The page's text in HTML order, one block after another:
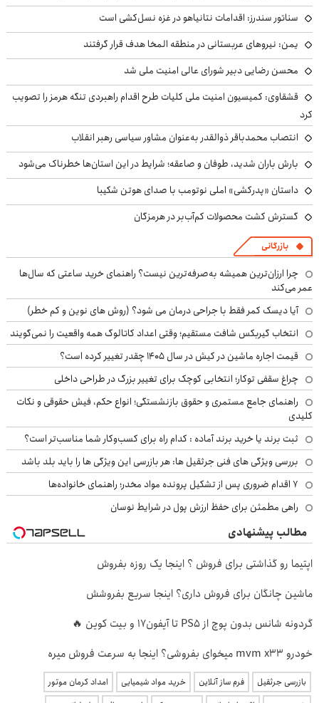
سناتور سندرز: اقدامات نتانیاهو در غزه نسل‌کشی است
یمن: نیروهای عربستانی در منطقه المخا هدف قرار گرفتند
محسن رضایی دبیر شورای عالی امنیت ملی شد
قشقاوی: کمیسیون امنیت ملی کلیات طرح اقدام راهبردی تنگه هرمز را تصویب
کرد
انتصاب محمدباقر ذوالقدر به‌عنوان مشاور سیاسی رهبر انقلاب
بارش باران شدید، طوفان و صاعقه؛ شرایط در این استان‌ها خطرناک می‌شود
داستان «پدرکشی» املی نوتومب با صدای هوتن شکیبا
گسترش کشت محصولات کم‌آب‌بر در هرمزگان
بازرگانی
چرا ارزان‌ترین همیشه به‌صرفه‌ترین نیست؟ راهنمای خرید ساعتی که سال‌ها
عمر می‌کند
آیا دیسک کمر فقط با جراحی درمان می شود؟ (روش های نوین و کم خطر)
انتخاب گیربکس شافت مستقیم؛ وقتی اعداد کاتالوگ همه واقعیت را نمی‌گویند
قیمت اجاره ماشین در کیش در سال ۱۴۰۵ چقدر تغییر کرده است؟
چراغ سقفی توکار؛ انتخابی کوچک برای تغییر بزرگ در طراحی داخلی
راهنمای جامع مستمری و حقوق بازنشستگی؛ انواع حکم، فیش حقوقی و نکات
کلیدی
ثبت برند یا خرید برند آماده : کدام راه برای کسب‌وکار شما مناسب‌تر است؟
بررسی ویژگی های فنی جرثقیل ها: هر بازرسی این ویژگی ها را باید بلد باشد
۷ اقدام ضروری پس از تشکیل پرونده مواد مخدر؛ راهنمای خانواده‌ها
راهی مطمئن برای حفظ ارزش پول در شرایط نوسان
مطالب پیشنهادی
اپتیما رو گذاشتی برای فروش ؟ اینجا یک روزه بفروش
ماشین چانگان برای فروش داری؟ اینجا سریع بفروشش
گردونه شانس بدون پوچ از PS5 تا آیفون17 و بیت کوین 🔥
خودرو mvm x33 میخوای بفروشی؟ اینجا به سرعت فروش میره
بازرسی جرثقیل فرم ساز آنلاین خرید مواد شیمیایی
امداد کرمان موتور